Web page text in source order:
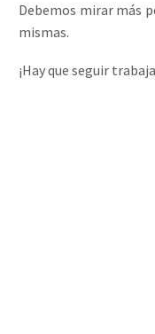
Debemos mirar más
mismas.
¡Hay que seguir